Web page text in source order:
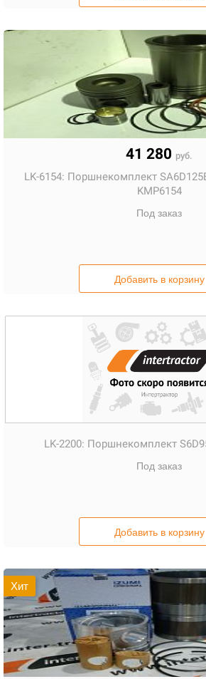
41 280 руб.
LK-6154: Поршнекомплект
KMP6154
Под заказ
Добавить в корзину
LK-2200: Поршнекомплект
Под заказ
Добавить в корзину
Хит